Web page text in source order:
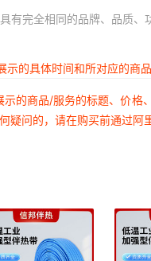
完全相同的品牌、品质、
的具体时间和所对应的商品
的商品/服务的标题、价
问的，请在购买前通过